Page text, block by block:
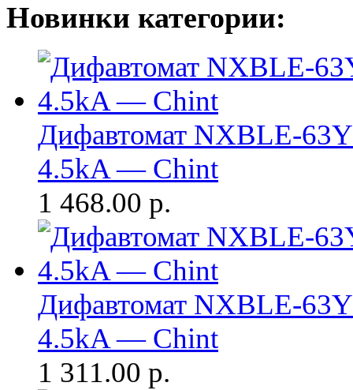
Новинки категории:
Дифавтомат NXBLE-
4.5kA — Chint
1 468.00 р.
Дифавтомат NXBLE-
4.5kA — Chint
1 311.00 р.